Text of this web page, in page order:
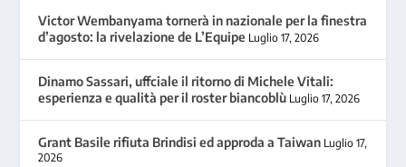
Victor Wembanyama tornerà in nazionale per la finestra
d’agosto: la rivelazione de L’Equipe Luglio 17, 2026
Dinamo Sassari, uffciale il ritorno di Michele Vitali:
esperienza e qualità per il roster biancoblù Luglio 17, 2026
Grant Basile rifiuta Brindisi ed approda a Taiwan Luglio 17,
2026